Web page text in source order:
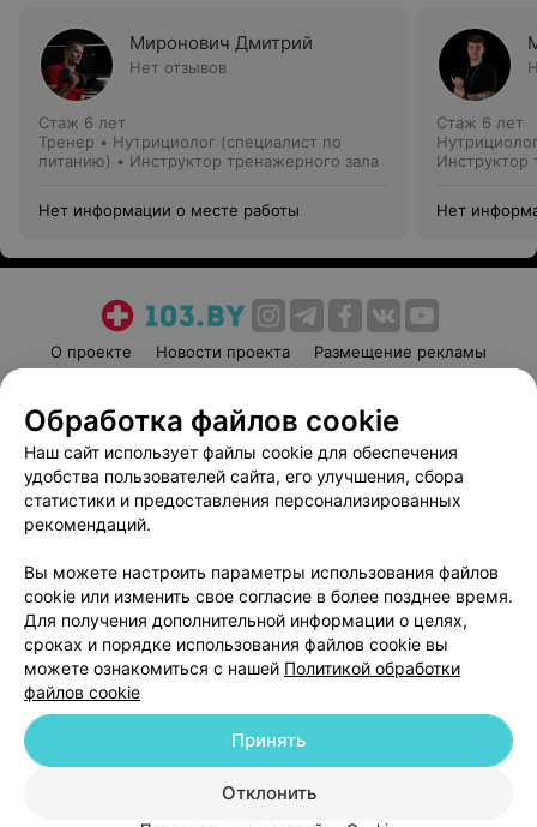
Миронович Дмитрий
Нет отзывов
Стаж 6 лет
Тренер • Нутрициолог (специалист по
питанию) • Инструктор тренажерного зала
Нет информации о месте работы
Стаж 6 лет
Инструктор
Нет
О проекте Новости проекта
Размещение рекламы
Пользовательское соглашение
Способы оплаты
Вакансии
Партнеры
Написать руководителю 103.by
Обработка персональных данных
© 2026 ООО «Артокс Лаб», УНП 191700409
| 220012, Республика Беларусь,
Служба поддержки +375 291212755
Обработка файлов cookie
Наш сайт использует файлы cookie для обеспечения
удобства пользователей сайта, его улучшения, сбора
статистики и предоставления персонализированных
рекомендаций.
Вы можете настроить параметры использования файлов
cookie или изменить свое согласие в более позднее время.
Для получения дополнительной информации о целях,
сроках и порядке использования файлов cookie вы
можете ознакомиться с нашей Политикой обработки
файлов cookie
Отклонить
Принять